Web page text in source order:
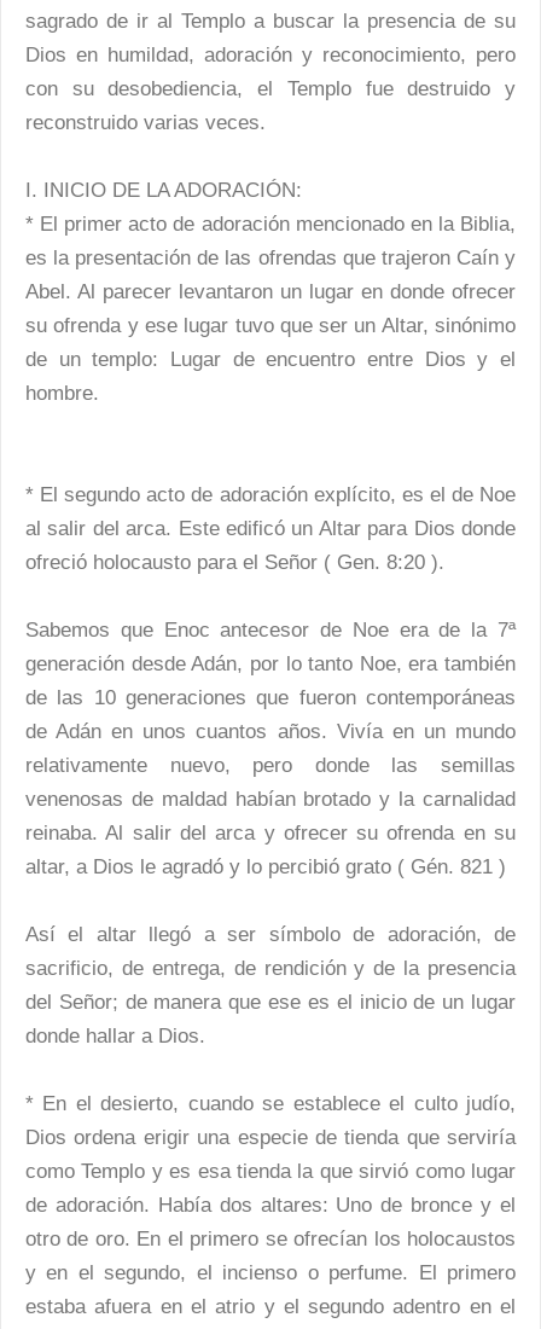
sagrado de ir al Templo a buscar la presencia de su
Dios en humildad, adoración y reconocimiento, pero
con su desobediencia, el Templo fue destruido y
reconstruido varias veces.
I. INICIO DE LA ADORACIÓN:
* El primer acto de adoración mencionado en la Biblia,
es la presentación de las ofrendas que trajeron Caín y
Abel. Al parecer levantaron un lugar en donde ofrecer
su ofrenda y ese lugar tuvo que ser un Altar, sinónimo
de un templo: Lugar de encuentro entre Dios y el
hombre.
* El segundo acto de adoración explícito, es el de Noe
al salir del arca. Este edificó un Altar para Dios donde
ofreció holocausto para el Señor ( Gen. 8:20 ).
Sabemos que Enoc antecesor de Noe era de la 7ª
generación desde Adán, por lo tanto Noe, era también
de las 10 generaciones que fueron contemporáneas
de Adán en unos cuantos años. Vivía en un mundo
relativamente nuevo, pero donde las semillas
venenosas de maldad habían brotado y la carnalidad
reinaba. Al salir del arca y ofrecer su ofrenda en su
altar, a Dios le agradó y lo percibió grato ( Gén. 821 )
Así el altar llegó a ser símbolo de adoración, de
sacrificio, de entrega, de rendición y de la presencia
del Señor; de manera que ese es el inicio de un lugar
donde hallar a Dios.
* En el desierto, cuando se establece el culto judío,
Dios ordena erigir una especie de tienda que serviría
como Templo y es esa tienda la que sirvió como lugar
de adoración. Había dos altares: Uno de bronce y el
otro de oro. En el primero se ofrecían los holocaustos
y en el segundo, el incienso o perfume. El primero
estaba afuera en el atrio y el segundo adentro en el